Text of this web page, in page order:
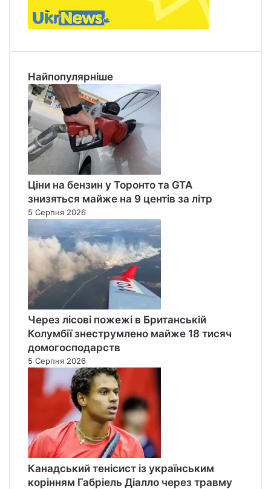
Найпопулярніше
Ціни на бензин у Торонто та GTA
знизяться майже на 9 центів за літр
5 Серпня 2026
Через лісові пожежі в Британській
Колумбії знеструмлено майже 18 тисяч
домогосподарств
5 Серпня 2026
Канадський тенісист із українським
корінням Габріель Діалло через травму